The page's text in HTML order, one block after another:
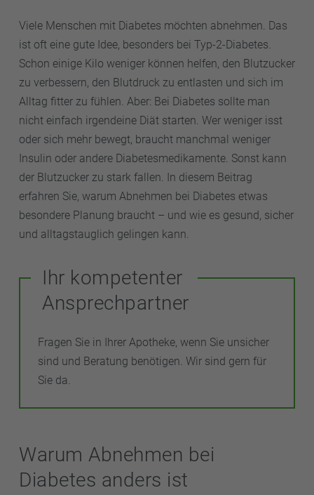
Viele Menschen mit Diabetes möchten abnehmen. Das
ist oft eine gute Idee, besonders bei Typ-2-Diabetes.
Schon einige Kilo weniger können helfen, den Blutzucker
zu verbessern, den Blutdruck zu entlasten und sich im
Alltag fitter zu fühlen. Aber: Bei Diabetes sollte man
nicht einfach irgendeine Diät starten. Wer weniger isst
oder sich mehr bewegt, braucht manchmal weniger
Insulin oder andere Diabetesmedikamente. Sonst kann
der Blutzucker zu stark fallen. In diesem Beitrag
erfahren Sie, warum Abnehmen bei Diabetes etwas
besondere Planung braucht – und wie es gesund, sicher
und alltagstauglich gelingen kann.
Ihr kompetenter
Ansprechpartner
Fragen Sie in Ihrer Apotheke, wenn Sie unsicher
sind und Beratung benötigen. Wir sind gern für
Sie da.
Warum Abnehmen bei
Diabetes anders ist